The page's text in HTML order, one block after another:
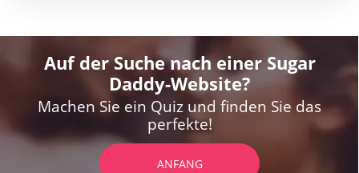
Auf der Suche nach einer Sugar
Daddy-Website?
Machen Sie ein Quiz und finden Sie das
perfekte!
ANFANG